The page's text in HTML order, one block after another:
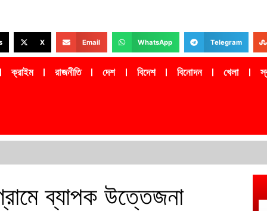
X Email WhatsApp Telegram
ক্রাইম রাজনীতি দেশ বিদেশ বিনোদন খেলা
ব্যাপক উত্তেজনা